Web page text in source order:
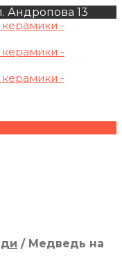
Андропова 13
/Медведь на